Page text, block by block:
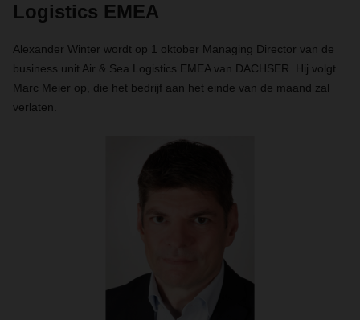
Logistics EMEA
Alexander Winter wordt op 1 oktober Managing Director van de
business unit Air & Sea Logistics EMEA van DACHSER. Hij volgt
Marc Meier op, die het bedrijf aan het einde van de maand zal
verlaten.